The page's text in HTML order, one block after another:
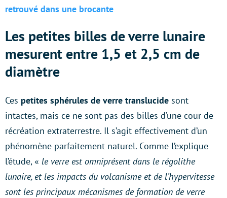
retrouvé dans une brocante
Les petites billes de verre lunaire
mesurent entre 1,5 et 2,5 cm de
diamètre
Ces petites sphérules de verre translucide sont
intactes, mais ce ne sont pas des billes d’une cour de
récréation extraterrestre. Il s’agit effectivement d’un
phénomène parfaitement naturel. Comme l’explique
l’étude, « le verre est omniprésent dans le régolithe
lunaire, et les impacts du volcanisme et de l’hypervitesse
sont les principaux mécanismes de formation de verre